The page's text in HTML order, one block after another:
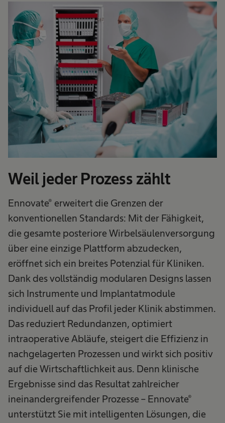
Weil jeder Prozess zählt
Ennovate® erweitert die Grenzen der
konventionellen Standards: Mit der Fähigkeit,
die gesamte posteriore Wirbelsäulenversorgung
über eine einzige Plattform abzudecken,
eröffnet sich ein breites Potenzial für Kliniken.
Dank des vollständig modularen Designs lassen
sich Instrumente und Implantatmodule
individuell auf das Profil jeder Klinik abstimmen.
Das reduziert Redundanzen, optimiert
intraoperative Abläufe, steigert die Effizienz in
nachgelagerten Prozessen und wirkt sich positiv
auf die Wirtschaftlichkeit aus. Denn klinische
Ergebnisse sind das Resultat zahlreicher
ineinandergreifender Prozesse – Ennovate®
unterstützt Sie mit intelligenten Lösungen, die